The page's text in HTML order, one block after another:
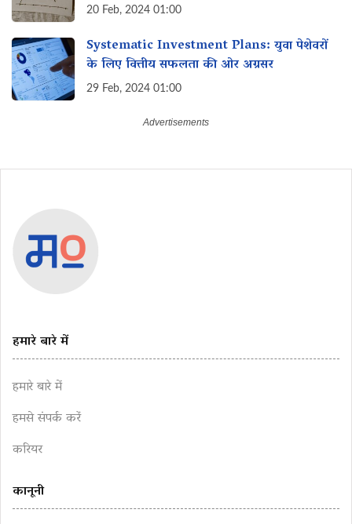
20 Feb, 2024 01:00
Systematic Investment Plans: युवा पेशेवरों
के लिए वित्तीय सफलता की ओर अग्रसर
29 Feb, 2024 01:00
हमारे बारे में
हमारे बारे में
हमसे संपर्क करें
करियर
कानूनी